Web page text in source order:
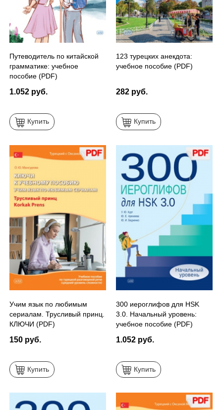
Путеводитель по китайской
грамматике: учебное
пособие (PDF)
1.052 руб.
Купить
123 турецких анекдота:
учебное пособие (PDF)
282 руб.
Купить
Учим язык по любимым
сериалам. Трусливый принц.
КЛЮЧИ (PDF)
150 руб.
Купить
300 иероглифов для HSK
3.0. Начальный уровень:
учебное пособие (PDF)
1.052 руб.
Купить